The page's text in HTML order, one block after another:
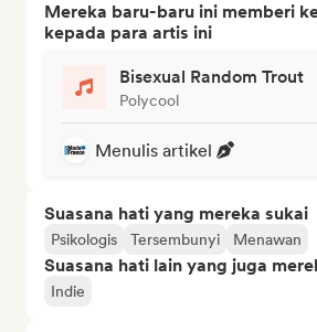
Mereka baru-baru ini memberi
kepada para artis ini
Bisexual Random Trout
Polycool
Menulis artikel
Suasana hati yang mereka sukai
Psikologis Tersembunyi Menawan
Suasana hati lain yang juga
Indie